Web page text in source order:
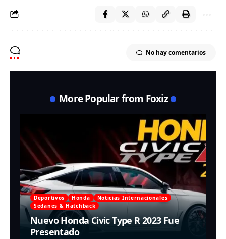
No hay comentarios
More Popular from Foxiz
Deportivos Honda
Noticias Internacionales
Sedanes & Hatchback
Nuevo Honda Civic Type R 2023 Fue
Presentado